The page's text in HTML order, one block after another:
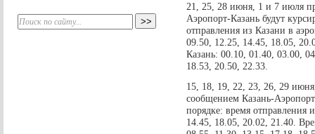
21, 25, 28 июня, 1 и 7 июля
Аэропорт-Казань будут
отправления из Казани в
09.50, 12.25, 14.45, 18.05,
Казань: 00.10, 01.40, 03.00,
18.53, 20.50, 22.33.
15, 18, 19, 22, 23, 26, 29
сообщением Казань-
порядке: время отправления
14.45, 18.05, 20.02, 21.40.